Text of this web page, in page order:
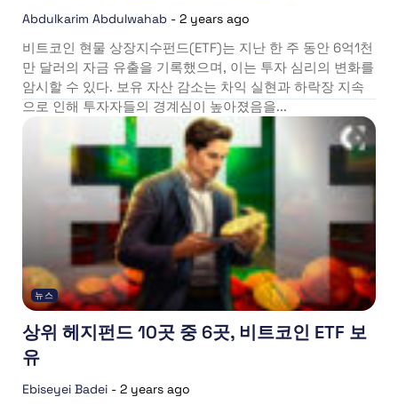
Abdulkarim Abdulwahab - 2 years ago
비트코인 현물 상장지수펀드(ETF)는 지난 한 주 동안 6억1천
만 달러의 자금 유출을 기록했으며, 이는 투자 심리의 변화를
암시할 수 있다. 보유 자산 감소는 차익 실현과 하락장 지속
으로 인해 투자자들의 경계심이 높아졌음을...
뉴스
상위 헤지펀드 10곳 중 6곳, 비트코인 ETF 보
유
Ebiseyei Badei - 2 years ago